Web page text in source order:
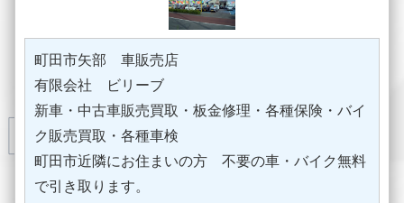
町田市矢部 車販売店
有限会社 ビリーブ
新車・中古車販売買取・板金修理・各種保険・バイ
ク販売買取・各種車検
町田市近隣にお住まいの方 不要の車・バイク無料
で引き取ります。